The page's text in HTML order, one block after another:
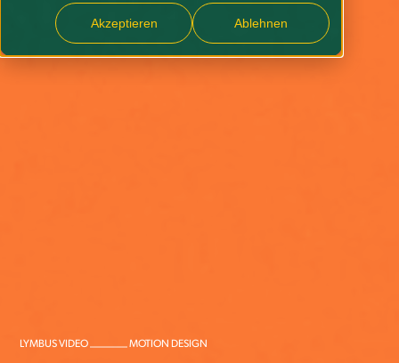
Akzeptieren Ablehnen
LYMBUS VIDEO _______ MOTION DESIGN